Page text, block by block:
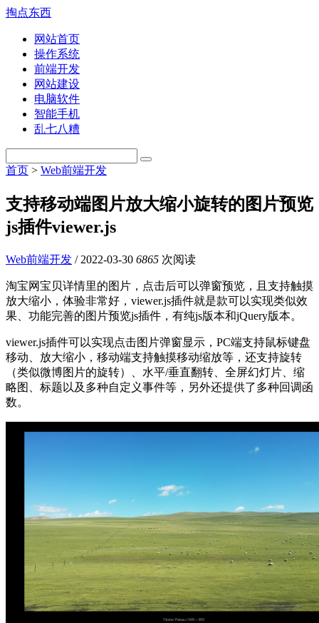
掏点东西
网站首页
操作系统
前端开发
网站建设
电脑软件
智能手机
乱七八糟
首页 > Web前端开发
支持移动端图片放大缩小旋转的图片预览
js插件viewer.js
Web前端开发 / 2022-03-30 6865 次阅读
淘宝网宝贝详情里的图片，点击后可以弹窗预览，且支持触摸
放大缩小，体验非常好，viewer.js插件就是款可以实现类似效
果、功能完善的图片预览js插件，有纯js版本和jQuery版本。
viewer.js插件可以实现点击图片弹窗显示，PC端支持鼠标键盘
移动、放大缩小，移动端支持触摸移动缩放等，还支持旋转
（类似微博图片的旋转）、水平/垂直翻转、全屏幻灯片、缩
略图、标题以及多种自定义事件等，另外还提供了多种回调函
数。